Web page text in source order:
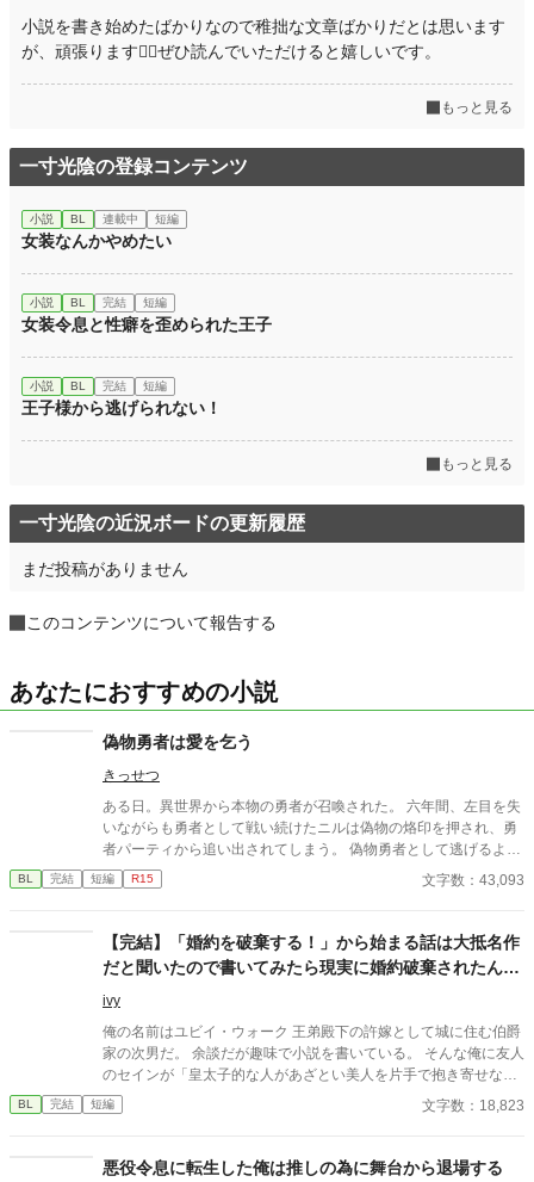
小説を書き始めたばかりなので稚拙な文章ばかりだとは思います
が、頑張ります🙇‍♀️ぜひ読んでいただけると嬉しいです。
もっと見る
一寸光陰の登録コンテンツ
小説 BL 連載中 短編
女装なんかやめたい
小説 BL 完結 短編
女装令息と性癖を歪められた王子
小説 BL 完結 短編
王子様から逃げられない！
もっと見る
一寸光陰の近況ボードの更新履歴
まだ投稿がありません
このコンテンツについて報告する
あなたにおすすめの小説
偽物勇者は愛を乞う
きっせつ
ある日。異世界から本物の勇者が召喚された。 六年間、左目を失
いながらも勇者として戦い続けたニルは偽物の烙印を押され、勇
者パーティから追い出されてしまう。 偽物勇者として逃げるよう
に人里離れた森の奥の小屋で隠遁生活をし始めたニル。悲嘆に暮
れる…事はなく、勇者の重圧から解放された彼は没落人生を楽し
筈の騎士が彼の前に現れて……。
BL 完結 短編 R15 文字数：43,093
【完結】「婚約を破棄する！」から始まる話は大抵名作
だと聞いたので書いてみたら現実に婚約破棄されたんだ
が
ivy
俺の名前はユビイ・ウォーク 王弟殿下の許嫁として城に住む伯爵
家の次男だ。 余談だが趣味で小説を書いている。 そんな俺に友人
のセインが「皇太子的な人があざとい美人を片手で抱き寄せなが
ら主人公を指差してお前との婚約は解消だ！から始まる小説は大
抵面白い」と言うものだから書き始めて見たらなんとそれが現実
BL 完結 短編 文字数：18,823
悪役令息に転生した俺は推しの為に舞台から退場する